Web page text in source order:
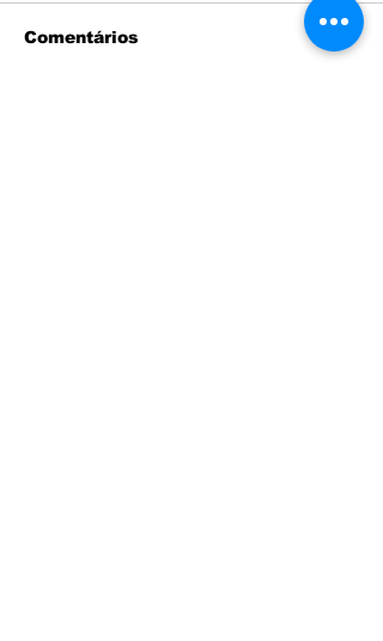
Comentários